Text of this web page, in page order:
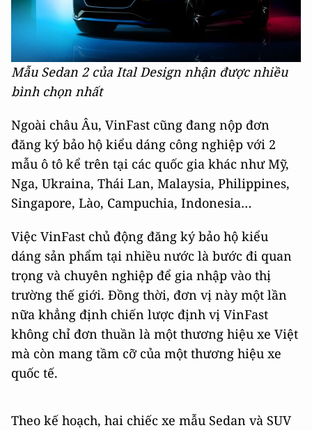
Mẫu Sedan 2 của Ital Design nhận được nhiều
bình chọn nhất
Ngoài châu Âu, VinFast cũng đang nộp đơn
đăng ký bảo hộ kiểu dáng công nghiệp với 2
mẫu ô tô kể trên tại các quốc gia khác như Mỹ,
Nga, Ukraina, Thái Lan, Malaysia, Philippines,
Singapore, Lào, Campuchia, Indonesia…
Việc VinFast chủ động đăng ký bảo hộ kiểu
dáng sản phẩm tại nhiều nước là bước đi quan
trọng và chuyên nghiệp để gia nhập vào thị
trường thế giới. Đồng thời, đơn vị này một lần
nữa khẳng định chiến lược định vị VinFast
không chỉ đơn thuần là một thương hiệu xe Việt
mà còn mang tầm cỡ của một thương hiệu xe
quốc tế.
Theo kế hoạch, hai chiếc xe mẫu Sedan và SUV